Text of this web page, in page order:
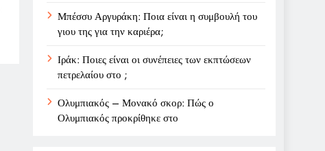
Μπέσσυ Αργυράκη: Ποια είναι η συμβουλή του
γιου της για την καριέρα;
Ιράκ: Ποιες είναι οι συνέπειες των εκπτώσεων
πετρελαίου στο ;
Ολυμπιακός – Μονακό σκορ: Πώς ο
Ολυμπιακός προκρίθηκε στο